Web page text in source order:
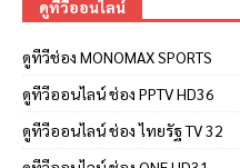
ดูทีวีออนไลน์
ดูทีวีช่อง MONOMAX SPORTS
ดูทีวีออนไลน์ ช่อง PPTV HD36
ดูทีวีออนไลน์ ช่อง ไทยรัฐ TV 32